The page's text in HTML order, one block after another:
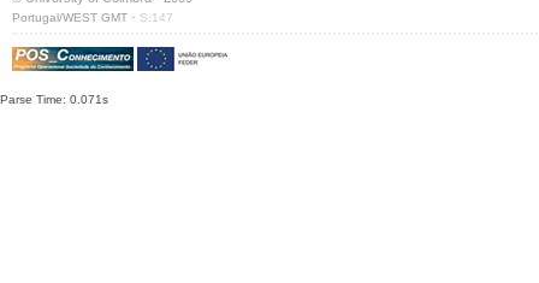
Portugal/WEST GMT · S:147
Parse Time: 0.071s